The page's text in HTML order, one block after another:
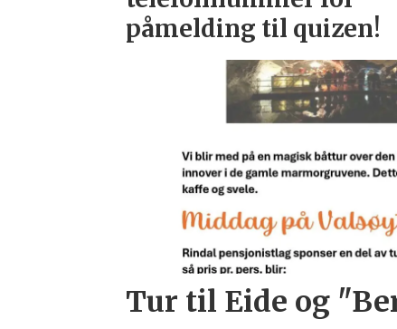
påmelding til quizen!
Tur til Eide og